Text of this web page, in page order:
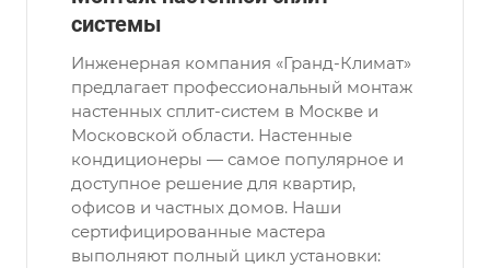
системы
Инженерная компания «Гранд-Климат»
предлагает профессиональный монтаж
настенных сплит-систем в Москве и
Московской области. Настенные
кондиционеры — самое популярное и
доступное решение для квартир,
офисов и частных домов. Наши
сертифицированные мастера
выполняют полный цикл установки: